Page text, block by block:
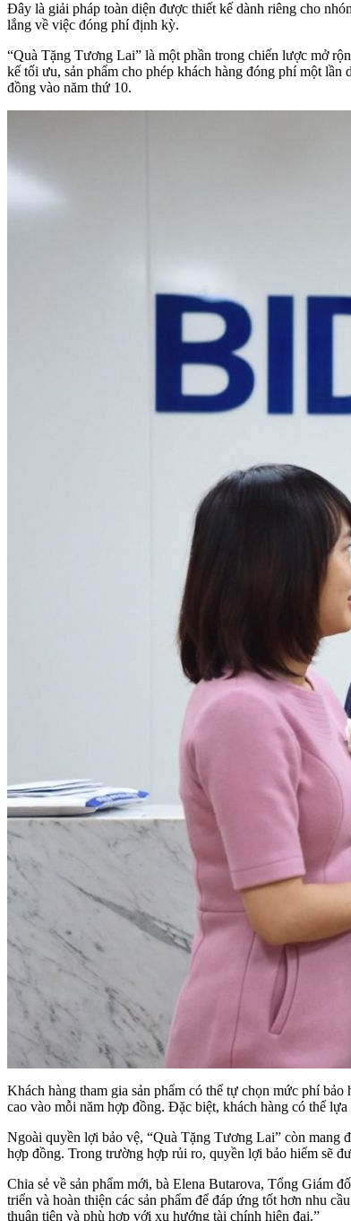
Đây là giải pháp toàn diện được thiết kế dành riêng cho
lắng về việc đóng phí định kỳ.
“Quà Tặng Tương Lai” là một phần trong chiến lược mở
kế tối ưu, sản phẩm cho phép khách hàng đóng phí một
đồng vào năm thứ 10.
Khách hàng tham gia sản phẩm có thể tự chọn mức phí
cao vào mỗi năm hợp đồng. Đặc biệt, khách hàng có thể
Ngoài quyền lợi bảo vệ, “Quà Tặng Tương Lai” còn mang
hợp đồng. Trong trường hợp rủi ro, quyền lợi bảo hiểm sẽ
Chia sẻ về sản phẩm mới, bà Elena Butarova, Tổng
triển và hoàn thiện các sản phẩm để đáp ứng tốt hơn nhu
thuận tiện và phù hợp với xu hướng tài chính hiện đại.”